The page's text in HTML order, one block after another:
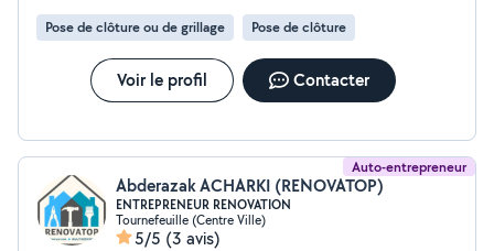
Pose de clôture ou de grillage Pose de clôture
Voir le profil Contacter
Auto-entrepreneur
Abderazak ACHARKI (RENOVATOP)
ENTREPRENEUR RENOVATION
Tournefeuille (Centre Ville)
5/5 (3 avis)